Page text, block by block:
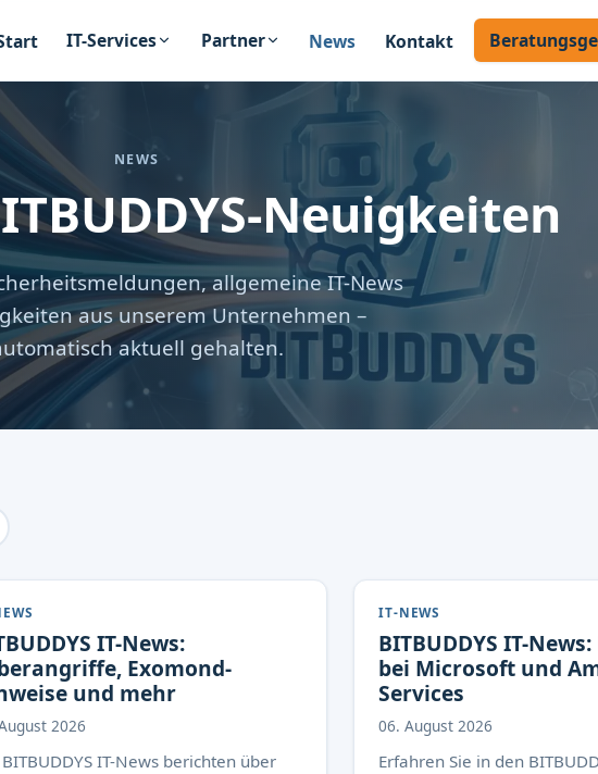
IT-Services Partner News Kontakt
NEWS
Neuigkeiten
allgemeine IT-News
aus unserem Unternehmen –
aktuell gehalten.
IT-News:
Exomond-
und mehr
2026
IT-News berichten über
IT-NEWS
BITBUDDYS IT-
bei Microsoft und
Services
06. August 2026
Erfahren Sie in den